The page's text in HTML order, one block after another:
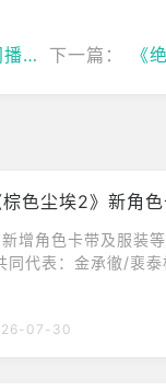
达 下一篇： 《绝
色尘埃2》新角色
增角色卡带及服装
同代表：金承徹/裵
的世界观和设定下的
07-30